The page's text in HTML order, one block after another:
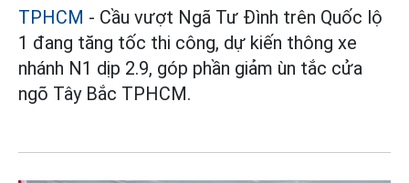
TPHCM - Cầu vượt Ngã Tư Đình trên Quốc lộ
1 đang tăng tốc thi công, dự kiến thông xe
nhánh N1 dịp 2.9, góp phần giảm ùn tắc cửa
ngõ Tây Bắc TPHCM.